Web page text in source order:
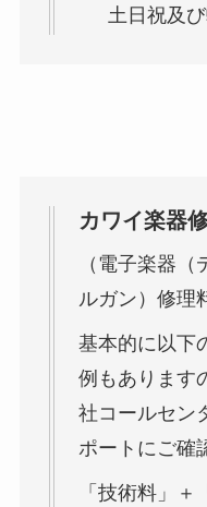
土日祝及
カワイ楽器
（電子楽器
ルガン）修理
基本的に以下
例もあります
社コールセン
ポートにご確
「技術料」＋